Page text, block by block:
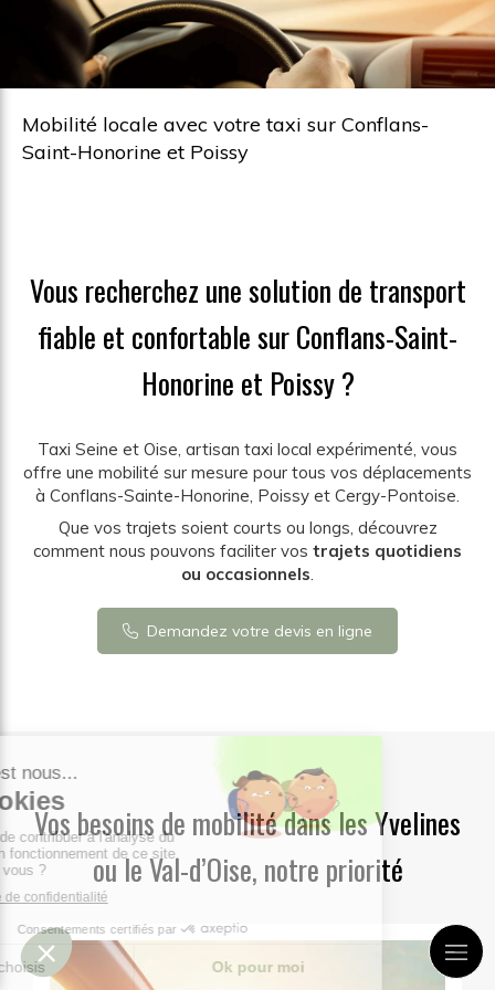
Mobilité locale avec votre taxi sur Conflans-
Saint-Honorine et Poissy
Vous recherchez une solution de transport
fiable et confortable sur Conflans-Saint-
Honorine et Poissy ?
Taxi Seine et Oise, artisan taxi local expérimenté, vous
offre une mobilité sur mesure pour tous vos déplacements
à Conflans-Sainte-Honorine, Poissy et Cergy-Pontoise.
Que vos trajets soient courts ou longs, découvrez
comment nous pouvons faciliter vos trajets quotidiens
ou occasionnels.
Demandez votre devis en ligne
Vos besoins de mobilité dans les Yvelines
ou le Val-d’Oise, notre priorité